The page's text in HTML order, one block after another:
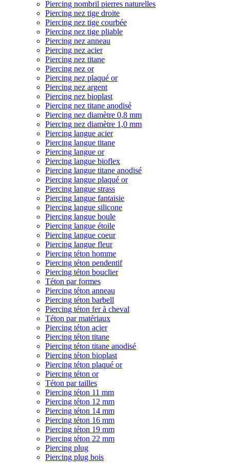
Piercing nombril pierres naturelles
Piercing nez tige droite
Piercing nez tige courbée
Piercing nez tige pliable
Piercing nez anneau
Piercing nez acier
Piercing nez titane
Piercing nez or
Piercing nez plaqué or
Piercing nez argent
Piercing nez bioplast
Piercing nez titane anodisé
Piercing nez diamètre 0,8 mm
Piercing nez diamètre 1,0 mm
Piercing langue acier
Piercing langue titane
Piercing langue or
Piercing langue bioflex
Piercing langue titane anodisé
Piercing langue plaqué or
Piercing langue strass
Piercing langue fantaisie
Piercing langue silicone
Piercing langue boule
Piercing langue étoile
Piercing langue coeur
Piercing langue fleur
Piercing téton homme
Piercing téton pendentif
Piercing téton bouclier
Téton par formes
Piercing téton anneau
Piercing téton barbell
Piercing téton fer à cheval
Téton par matériaux
Piercing téton acier
Piercing téton titane
Piercing téton titane anodisé
Piercing téton bioplast
Piercing téton plaqué or
Piercing téton or
Téton par tailles
Piercing téton 11 mm
Piercing téton 12 mm
Piercing téton 14 mm
Piercing téton 16 mm
Piercing téton 19 mm
Piercing téton 22 mm
Piercing plug
Piercing plug bois